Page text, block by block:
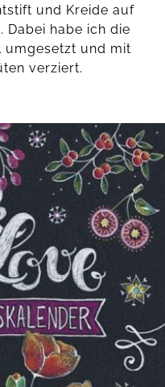
und Kreide auf
Dabei habe ich die
umgesetzt und mit
verziert.